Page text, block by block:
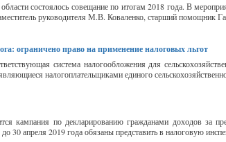
состоялось совещание по итогам 2018 года. В
руководителя М.В. Коваленко, старший помощник
ограничено право на применение налоговых льгот
система налогообложения для
налогоплательщиками единого
кампания по декларированию гражданами доходов за
30 апреля 2019 года обязаны представить в налоговую